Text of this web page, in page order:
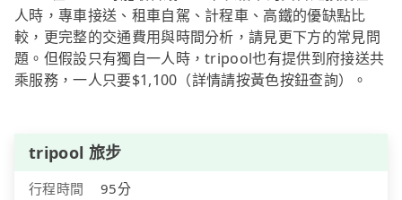
人時，專車接送、租車自駕、計程車、高鐵的優缺點比
較，更完整的交通費用與時間分析，請見更下方的常見問
題。但假設只有獨自一人時，tripool也有提供到府接送共
乘服務，一人只要$1,100（詳情請按黃色按鈕查詢）。
tripool 旅步
行程時間
95分